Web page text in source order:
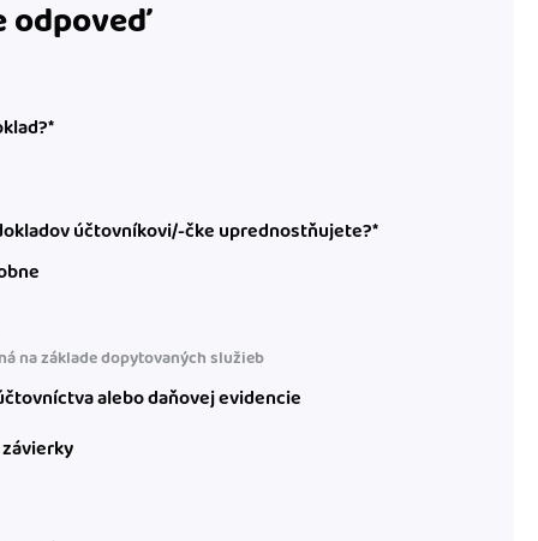
odpoveď
účtovníkovi/-čke uprednostňujete?*
na základe dopytovaných služieb
alebo daňovej evidencie